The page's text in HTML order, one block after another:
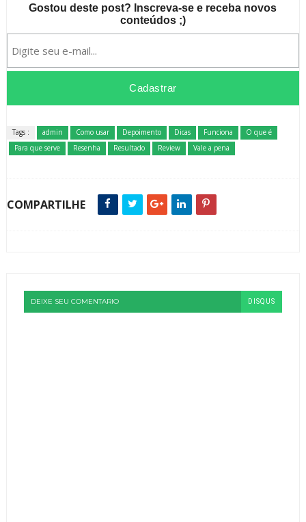
Gostou deste post? Inscreva-se e receba novos
conteúdos ;)
Tags : admin Como usar Depoimento Dicas Funciona
O que é
Para que serve
Resenha Resultado Review Vale a pena
COMPARTILHE
DEIXE SEU COMENTARIO DISQUS